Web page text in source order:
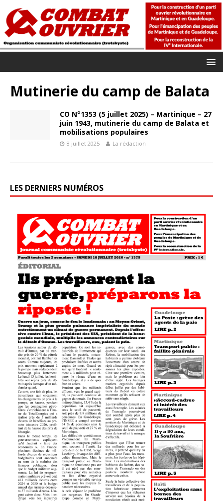
Mutinerie du camp de Balata
CO N°1353 (5 juillet 2025) – Martinique – 27
juin 1943, mutinerie du camp de Balata et
mobilisations populaires
8 juillet 2025 La rédaction
LES DERNIERS NUMÉROS